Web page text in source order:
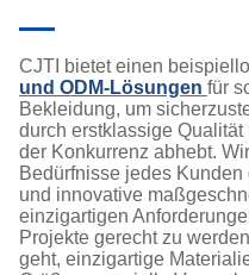
CJTI bietet einen
und ODM-Lösungen für
Bekleidung, um
durch erstklassige
der Konkurrenz abhebt.
Bedürfnisse jedes
und innovative
einzigartigen
Projekte gerecht zu
geht, einzigartige